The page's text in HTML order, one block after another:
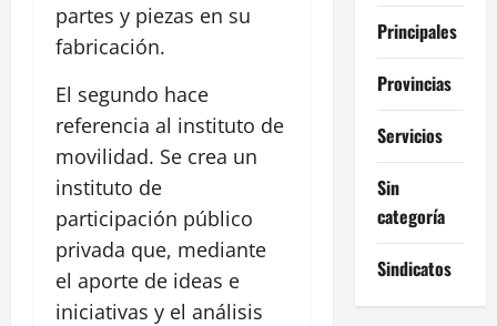
partes y piezas en su
fabricación.
El segundo hace
referencia al instituto de
movilidad. Se crea un
instituto de
participación público
privada que, mediante
el aporte de ideas e
iniciativas y el análisis
Principales
Provincias
Servicios
Sin
categoría
Sindicatos